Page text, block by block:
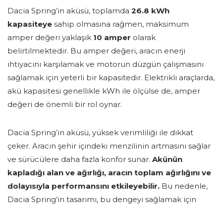
Dacia Spring’in aküsü, toplamda 26.8 kWh
kapasiteye sahip olmasına rağmen, maksimum
amper değeri yaklaşık 10 amper olarak
belirtilmektedir. Bu amper değeri, aracın enerji
ihtiyacını karşılamak ve motorun düzgün çalışmasını
sağlamak için yeterli bir kapasitedir. Elektrikli araçlarda,
akü kapasitesi genellikle kWh ile ölçülse de, amper
değeri de önemli bir rol oynar.
Dacia Spring’in aküsü, yüksek verimliliği ile dikkat
çeker. Aracın şehir içindeki menzilinin artmasını sağlar
ve sürücülere daha fazla konfor sunar. Akünün
kapladığı alan ve ağırlığı, aracın toplam ağırlığını ve
dolayısıyla performansını etkileyebilir. Bu nedenle,
Dacia Spring’in tasarımı, bu dengeyi sağlamak için